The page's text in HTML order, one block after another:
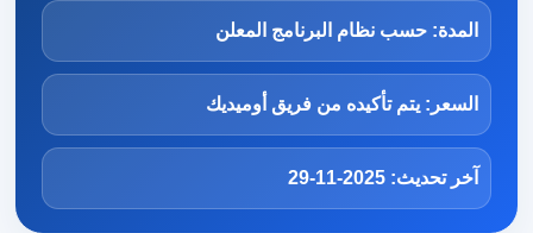
المدة: حسب نظام البرنامج المعلن
السعر: يتم تأكيده من فريق أوميديك
آخر تحديث: 2025-11-29